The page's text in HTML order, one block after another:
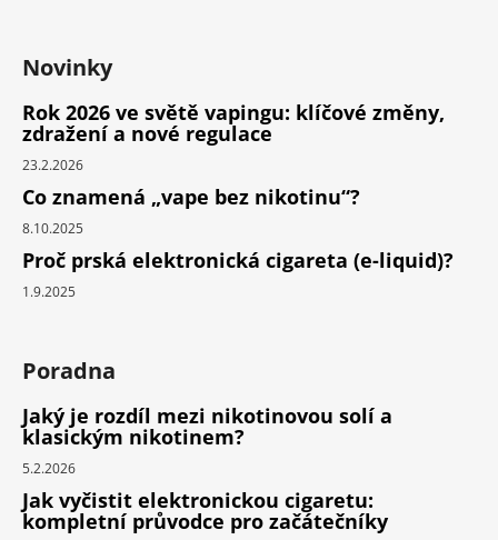
Novinky
Rok 2026 ve světě vapingu: klíčové změny,
zdražení a nové regulace
23.2.2026
Co znamená „vape bez nikotinu“?
8.10.2025
Proč prská elektronická cigareta (e-liquid)?
1.9.2025
Poradna
Jaký je rozdíl mezi nikotinovou solí a
klasickým nikotinem?
5.2.2026
Jak vyčistit elektronickou cigaretu:
kompletní průvodce pro začátečníky